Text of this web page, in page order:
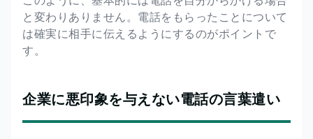
と変わりありません。電話をもらったことについて
は確実に相手に伝えるようにするのがポイントで
す。
企業に悪印象を与えない電話の言葉遣い